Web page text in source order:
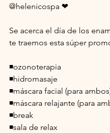
@helenicospa ❤
Se acerca el día de los
te traemos esta súper
◾ozonoterapia
◾hidromasaje
◾máscara facial (para
◾máscara relajante (para
◾break
◾sala de relax